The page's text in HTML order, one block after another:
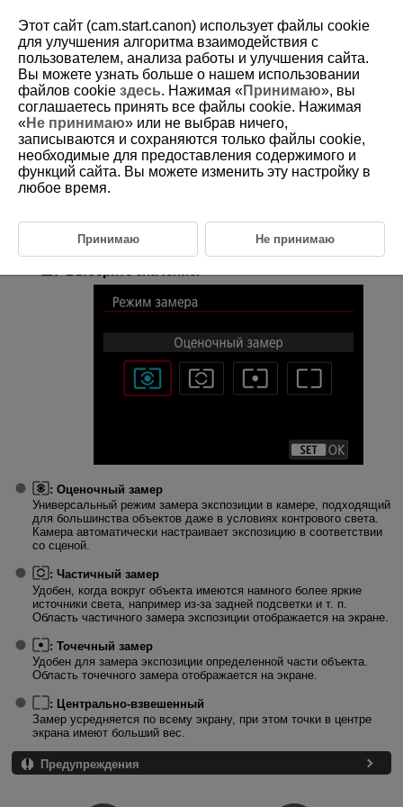
D375-071
Режим замера экспозиции
Предусмотрено четыре способа (режима замера экспозиции) для
измерения яркости объекта. Обычно рекомендуется использование
оценочного замера. В режимах базовой зоны автоматически
задается оценочный замер.
Выберите [ Режим замера] (
).
: Оценочный замер
Универсальный режим замера экспозиции в камере, подходящий
для большинства объектов даже в условиях контрового света.
Камера автоматически настраивает экспозицию в соответствии
со сценой.
: Частичный замер
Удобен, когда вокруг объекта имеются намного более яркие
источники света, например из-за задней подсветки и т. п.
Область частичного замера экспозиции отображается на экране.
: Точечный замер
Удобен для замера экспозиции определенной части объекта.
Область точечного замера отображается на экране.
: Центрально-взвешенный
Замер усредняется по всему экрану, при этом точки в центре
экрана имеют больший вес.
Предупреждения
Этот сайт (cam.start.canon) использует файлы cookie
для улучшения алгоритма взаимодействия с
пользователем, анализа работы и улучшения сайта.
Вы можете узнать больше о нашем использовании
файлов cookie здесь. Нажимая «Принимаю», вы
соглашаетесь принять все файлы cookie. Нажимая
«Не принимаю» или не выбрав ничего,
записываются и сохраняются только файлы cookie,
необходимые для предоставления содержимого и
функций сайта. Вы можете изменить эту настройку в
любое время.
Принимаю Не принимаю